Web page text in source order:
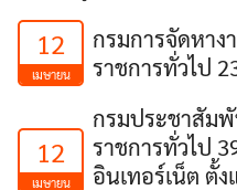
12
เมษายน
กรมการจัดหา
ราชการทั่วไป
12
เมษายน
กรมประชาสัม
ราชการทั่วไป
อินเทอร์เน็ต ตั้